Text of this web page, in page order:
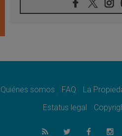
07.08.2026
Programa oficial
06.08.2026
06.08.2026
de la Paz en la
La visita del Papa
Quiénes somos FAQ La
Estatus legal